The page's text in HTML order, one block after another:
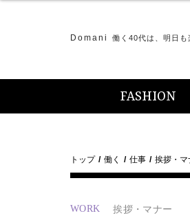
Domani 働く40代は、明日も
FASHION
トップ 働く 仕事 挨拶・マ
WORK 挨拶・マナー